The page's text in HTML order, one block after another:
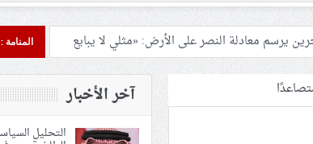
البحرين يرسم معادلة النصر على الأرض: «مثلي لا يبايع
تنشر تفاصيل التشييع في إيران والعراق
المنامة :
آخر الأخبار